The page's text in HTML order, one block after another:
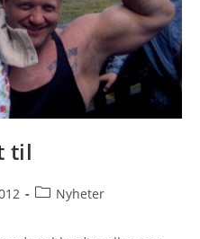
til
PostNyheter